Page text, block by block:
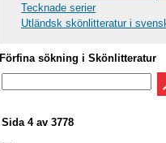
Tecknade serier
Utländsk skönlitteratur i
Förfina sökning i Skönlitteratur
Sida 4 av 3778